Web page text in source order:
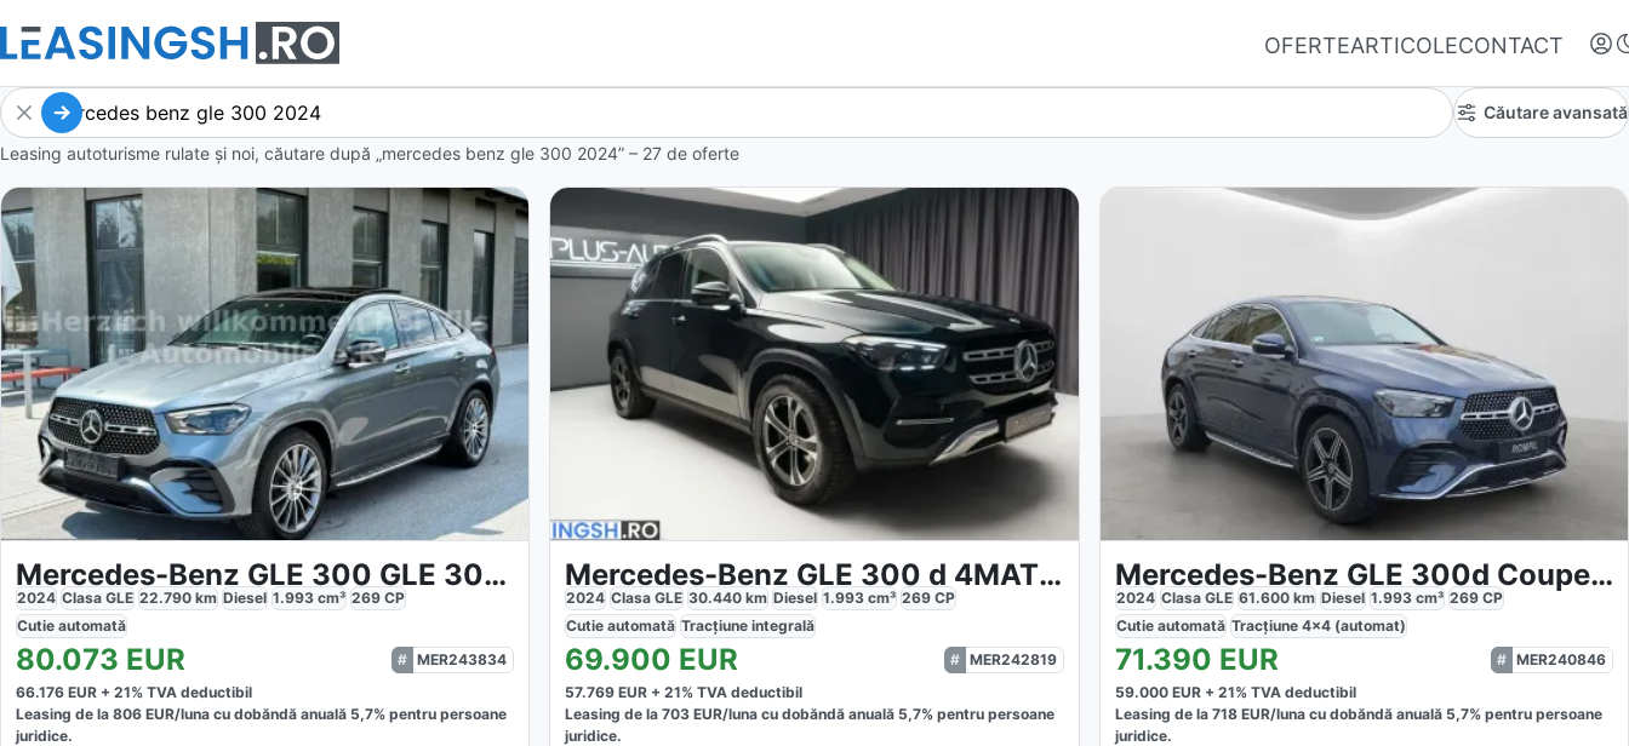
OFERTEARTICOLECONTACT
Autentifică-te
Nu ai oferte favorite
Căutare avansată
Leasing autoturisme rulate și noi, căutare după „mercedes benz gle 300 2024” – 27 de oferte
Mercedes-Benz GLE 300 GLE 300d 4M Coupe AMG
2024 Clasa GLE 22.790 km Diesel 1.993 cm³ 269 CP
Cutie automată
80.073 EUR
MER243834
66.176 EUR + 21% TVA deductibil
Leasing de la 806 EUR/luna cu dobăndă anuală 5,7% pentru persoane
juridice.
Mercedes-Benz GLE 300 d 4MATIC
2024 Clasa GLE 30.440 km Diesel 1.993 cm³ 269 CP
Cutieautomată Tracțiuneintegrală
69.900 EUR
MER242819
57.769 EUR +21% TVA deductibil
Leasing de la703 EUR/luna cu dobăndă anuală 5,7% pentru persoane
juridice.
Mercedes-Benz GLE 300d Coupe 4Matic AMG Line
2024 Clasa GLE 61.600km Diesel 1.993cm³ 269CP
Cutie automată Tracțiune 4x4 (automat)
71.390 EUR
MER240846
59.000EUR + 21% TVA deductibil
Leasing de la 718EUR/lunacu dobăndă anuală 5,7% pentru persoane
juridice.